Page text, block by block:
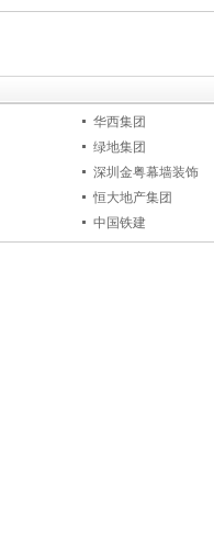
华西集团
绿地集团
深圳金粤幕墙装饰
恒大地产集团
中国铁建